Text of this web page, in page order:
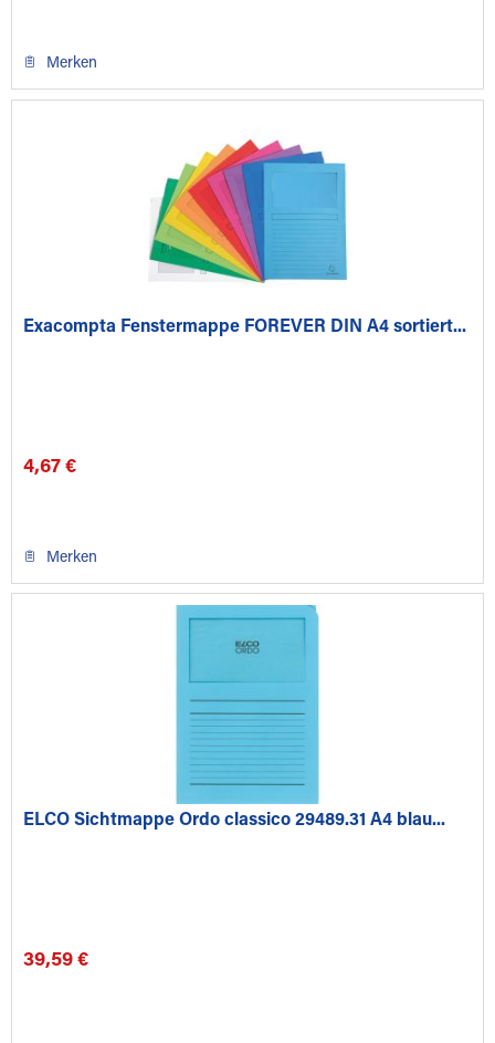
Merken
Exacompta Fenstermappe FOREVER DIN A4 sortiert...
4,67 €
Merken
ELCO Sichtmappe Ordo classico 29489.31 A4 blau...
39,59 €